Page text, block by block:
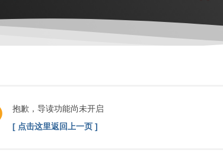
抱歉，导读功能尚未开启
[ 点击这里返回上一页 ]